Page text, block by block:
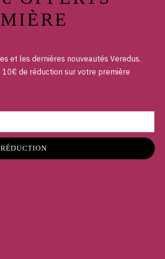
et les dernières nouveautés Veredus.
de réduction sur votre première